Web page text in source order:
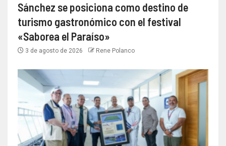
Sánchez se posiciona como destino de
turismo gastronómico con el festival
«Saborea el Paraíso»
3 de agosto de 2026 Rene Polanco